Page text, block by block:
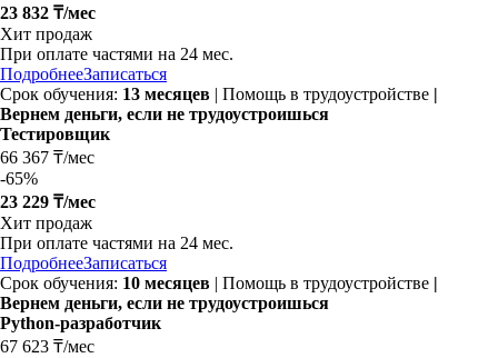
23 832 ₸/мес
Хит продаж
При оплате частями на 24 мес.
ПодробнееЗаписаться
Срок обучения: 13 месяцев | Помощь в трудоустройстве |
Вернем деньги, если не трудоустроишься
Тестировщик
66 367 ₸/мес
-65%
23 229 ₸/мес
Хит продаж
При оплате частями на 24 мес.
ПодробнееЗаписаться
Срок обучения: 10 месяцев | Помощь в трудоустройстве |
Вернем деньги, если не трудоустроишься
Python-разработчик
67 623 ₸/мес